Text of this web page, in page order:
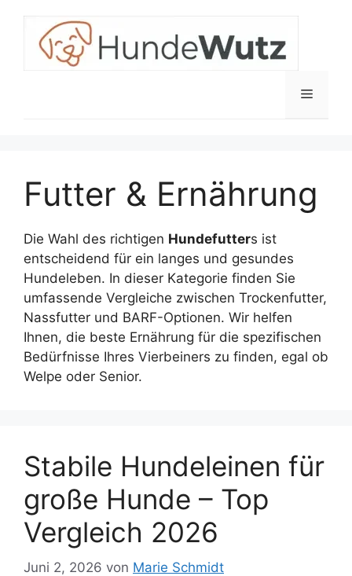
springen
Menü
Futter & Ernährung
Die Wahl des richtigen Hundefutters ist
entscheidend für ein langes und gesundes
Hundeleben. In dieser Kategorie finden Sie
umfassende Vergleiche zwischen Trockenfutter,
Nassfutter und BARF-Optionen. Wir helfen
Ihnen, die beste Ernährung für die spezifischen
Bedürfnisse Ihres Vierbeiners zu finden, egal ob
Welpe oder Senior.
Stabile Hundeleinen für
große Hunde – Top
Vergleich 2026
Juni 2, 2026 von Marie Schmidt